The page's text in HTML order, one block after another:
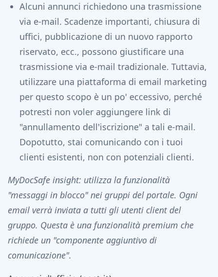
Alcuni annunci richiedono una trasmissione
via e-mail. Scadenze importanti, chiusura di
uffici, pubblicazione di un nuovo rapporto
riservato, ecc., possono giustificare una
trasmissione via e-mail tradizionale. Tuttavia,
utilizzare una piattaforma di email marketing
per questo scopo è un po' eccessivo, perché
potresti non voler aggiungere link di
"annullamento dell'iscrizione" a tali e-mail.
Dopotutto, stai comunicando con i tuoi
clienti esistenti, non con potenziali clienti.
MyDocSafe insight: utilizza la funzionalità
"messaggi in blocco" nei gruppi del portale. Ogni
email verrà inviata a tutti gli utenti client del
gruppo. Questa è una funzionalità premium che
richiede un "componente aggiuntivo di
comunicazione".